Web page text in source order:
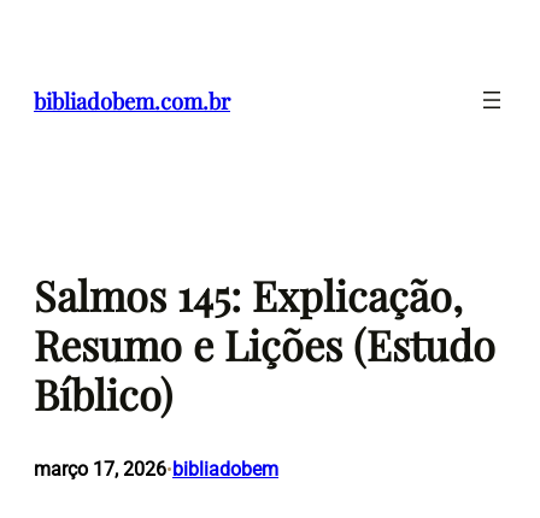
conteúdo
bibliadobem.com.br
Salmos 145: Explicação,
Resumo e Lições (Estudo
Bíblico)
março 17, 2026•bibliadobem